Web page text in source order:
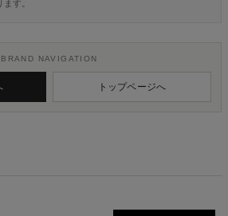
す。
BRAND NAVIGATION
トップページへ